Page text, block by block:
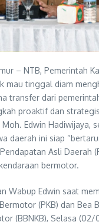
– NTB, Pemerintah
mau tinggal diam
transfer dari
proaktif dan
Edwin Hadiwijaya,
daerah ini siap
Asli Daerah
bermotor.
Wabup Edwin saat
(PKB) dan Bea
(BBNKB), Selasa